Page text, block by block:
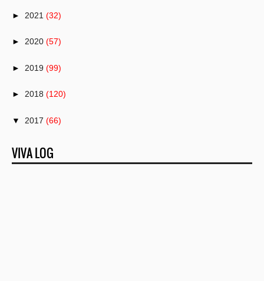
► 2021 (32)
► 2020 (57)
► 2019 (99)
► 2018 (120)
▼ 2017 (66)
►November (6)
VIVA LOG